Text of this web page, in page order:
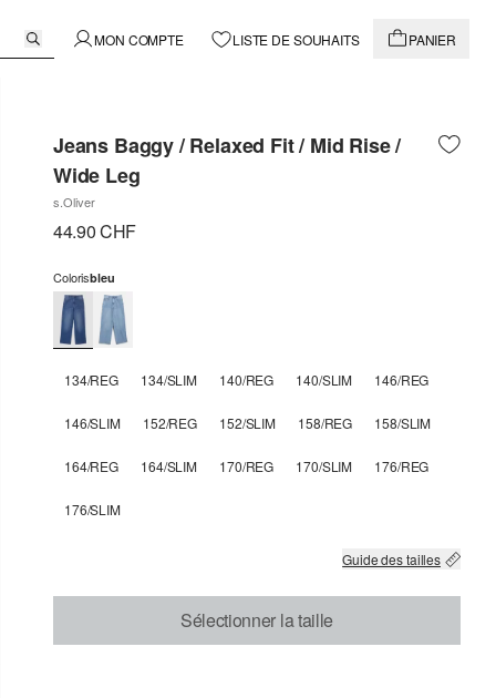
MON COMPTE LISTE DE SOUHAITS PANIER
Jeans Baggy / Relaxed Fit / Mid Rise /
Wide Leg
s.Oliver
44.90 CHF
Colorisbleu
134/REG 134/SLIM 140/REG 140/SLIM 146/REG
146/SLIM 152/REG 152/SLIM 158/REG 158/SLIM
164/REG 164/SLIM 170/REG 170/SLIM 176/REG
176/SLIM
Guide des tailles
Sélectionner la taille